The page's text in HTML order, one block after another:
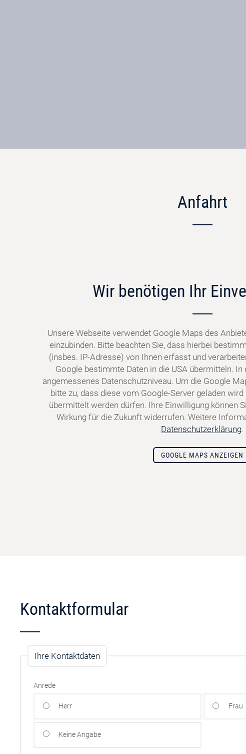
Anfahrt
Wir benötigen Ihr
Unsere Webseite verwendet Google Maps des
einzubinden. Bitte beachten Sie, dass hierbei
(insbes. IP-Adresse) von Ihnen erfasst und
Google bestimmte Daten in die USA übermitteln. In
angemessenes Datenschutzniveau. Um die Google
bitte zu, dass diese vom Google-Server geladen
übermittelt werden dürfen. Ihre Einwilligung können
Wirkung für die Zukunft widerrufen. Weitere
Datenschutzerklärung.
GOOGLE MAPS ANZEIGEN
Kontaktformular
Ihre Kontaktdaten
Anrede
Herr Frau
Keine Angabe